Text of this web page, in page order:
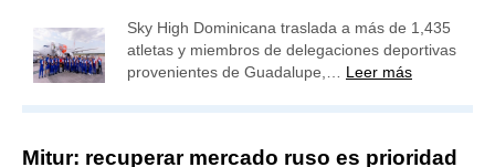
Sky High Dominicana traslada a más de 1,435
atletas y miembros de delegaciones deportivas
provenientes de Guadalupe,… Leer más
Mitur: recuperar mercado ruso es prioridad